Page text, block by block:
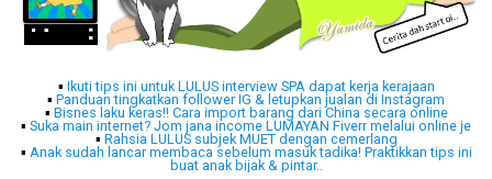
▪ Ikuti tips ini untuk LULUS interview SPA dapat kerja kerajaan
▪ Panduan tingkatkan follower IG & letupkan jualan di Instagram
▪ Bisnes laku keras!! Cara import barang dari China secara online
▪ Suka main internet? Jom jana income LUMAYAN Fiverr melalui online je
▪ Rahsia LULUS subjek MUET dengan cemerlang
▪ Anak sudah lancar membaca sebelum masuk tadika! Praktikkan tips ini
buat anak bijak & pintar..